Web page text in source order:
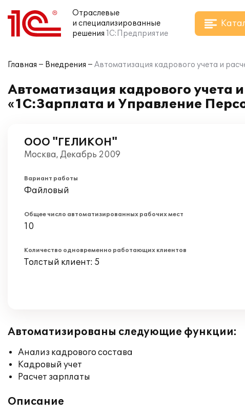
Отраслевые
и специализированные
решения 1С:Предприятие
Главная Внедрения Автоматизация кадрового учета и
Автоматизация кадрового учета
«1С:Зарплата и Управление
ООО "ГЕЛИКОН"
Москва, Декабрь 2009
Вариант работы
Файловый
Общее число автоматизированных рабочих мест
10
Количество одновременно работающих клиентов
Толстый клиент: 5
Автоматизированы следующие функции:
Анализ кадрового состава
Кадровый учет
Расчет зарплаты
Описание